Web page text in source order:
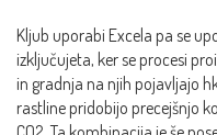
Kljub uporabi Excela pa se
izključujeta, ker se procesi
in gradnja na njih pojavljajo
rastline pridobijo precejšnjo